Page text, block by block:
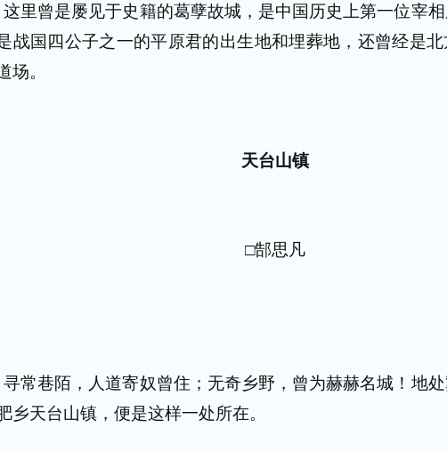
这里曾是屡见于史籍的葛孽故城，是中国历史上第一位宰相
战国四公子之一的平原君的出生地和埋葬地，还曾经是
场。
天台山镇
□郜思凡
寻常巷陌，人道寄奴曾住；无奇乡野，曾为赫赫名城！地
乡天台山镇，便是这样一处所在。